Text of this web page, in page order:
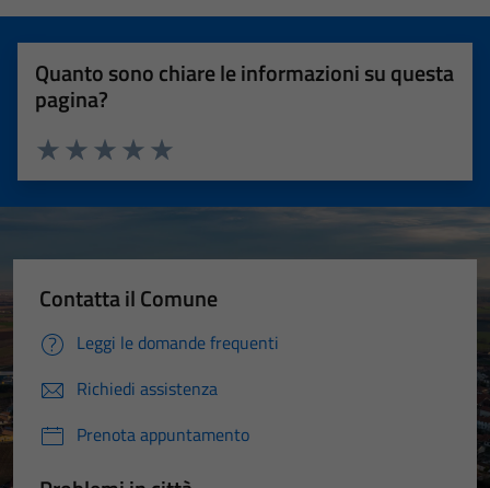
Quanto sono chiare le informazioni su questa
pagina?
Valuta 5 stelle su 5
Valuta 4 stelle su 5
Valuta 3 stelle su 5
Valuta 2 stelle su 5
Valuta 1 stelle su 5
Contatta il Comune
Leggi le domande frequenti
Richiedi assistenza
Prenota appuntamento